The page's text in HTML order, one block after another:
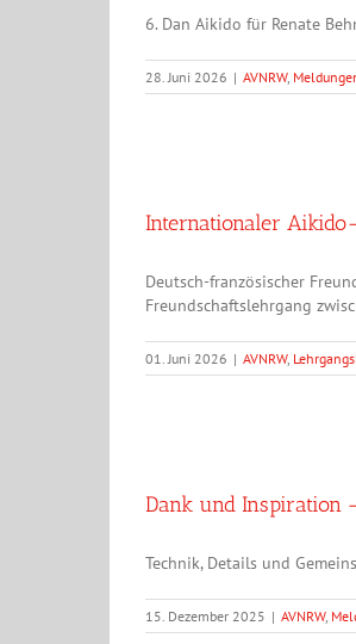
6. Dan Aikido für Renate
28. Juni 2026 | AVNRW,
Internationaler
Deutsch-französischer
Freundschaftslehrgang
01. Juni 2026 | AVNRW,
Dank und Inspiration
Technik, Details und
15. Dezember 2025 | AVNRW,